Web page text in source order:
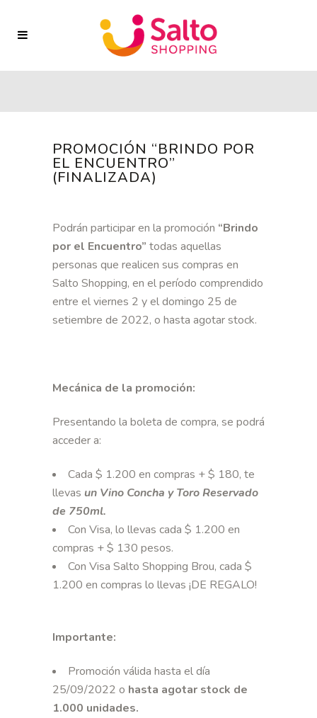
PROMOCIÓN “BRINDO POR
EL ENCUENTRO”
(FINALIZADA)
Podrán participar en la promoción “Brindo
por el Encuentro” todas aquellas
personas que realicen sus compras en
Salto Shopping, en el período comprendido
entre el viernes 2 y el domingo 25 de
setiembre de 2022, o hasta agotar stock.
Mecánica de la promoción:
Presentando la boleta de compra, se podrá
acceder a:
Cada $ 1.200 en compras + $ 180, te
llevas un Vino Concha y Toro Reservado
de 750ml.
Con Visa, lo llevas cada $ 1.200 en
compras + $ 130 pesos.
Con Visa Salto Shopping Brou, cada $
1.200 en compras lo llevas ¡DE REGALO!
Importante:
Promoción válida hasta el día
25/09/2022 o hasta agotar stock de
1.000 unidades.